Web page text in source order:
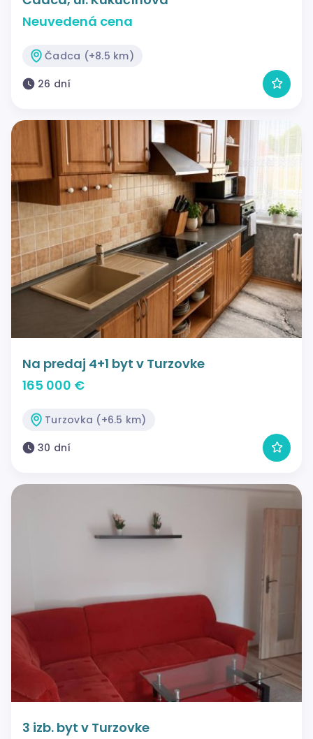
Neuvedená cena
Čadca (+8.5 km)
26 dní
Na predaj 4+1 byt v Turzovke
165 000 €
Turzovka (+6.5 km)
30 dní
3 izb. byt v Turzovke